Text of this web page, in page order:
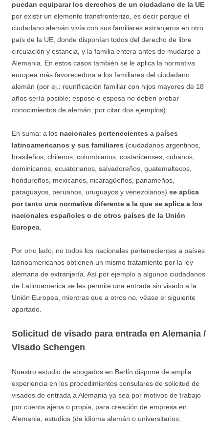
puedan equiparar los derechos de un ciudadano de la UE
por existir un elemento transfronterizo, es decir porque el
ciudadano alemán vivía con sus familiares extranjeros en otro
país de la UE, donde disponían todos del derecho de libre
circulación y estancia, y la familia entera antes de mudarse a
Alemania. En estos casos también se le aplica la normativa
europea más favorecedora a los familiares del ciudadano
alemán (por ej.: reunificación familiar con hijos mayores de 18
años sería posible; esposo o esposa no deben probar
conocimientos de alemán, por citar dos ejemplos).
En suma: a los nacionales pertenecientes a países
latinoamericanos y sus familiares (ciudadanos argentinos,
brasileños, chilenos, colombianos, costaricenses, cubanos,
dominicanos, ecuatorianos, salvadoreños, guatemaltecos,
hondureños, mexicanos, nicaragüeños, panameños,
paraguayos, peruanos, uruguayos y venezolanos) se aplica
por tanto una normativa diferente a la que se aplica a los
nacionales españoles o de otros países de la Unión
Europea
Por otro lado, no todos los nacionales pertenecientes a países
latinoamericanos obtienen un mismo tratamiento por la ley
alemana de extranjería. Así por ejemplo a algunos ciudadanos
de Latinoamerica se les permite una entrada sin visado a la
Unión Europea, mientras que a otros no, véase el siguiente
apartado.
Solicitud de visado para entrada en Alemania /
Visado Schengen
Nuestro estudio de abogados en Berlín dispone de amplia
experiencia en los procedimientos consulares de solicitud de
visados de entrada a Alemania ya sea por motivos de trabajo
por cuenta ajena o propia, para creación de empresa en
Alemania, estudios (de idioma alemán o universitarios;